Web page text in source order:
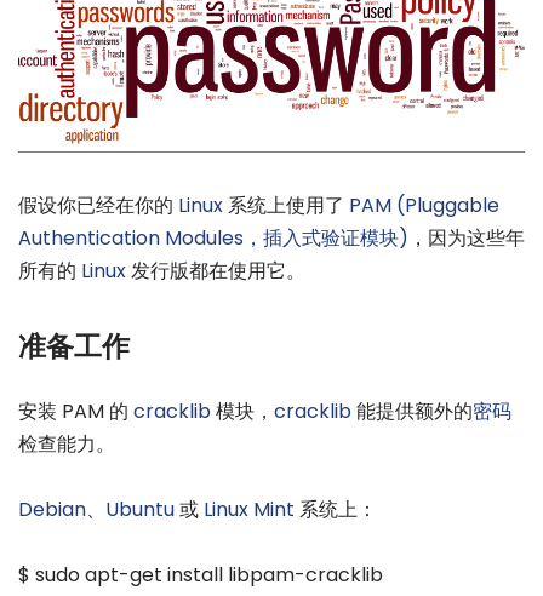
假设你已经在你的 Linux系统上使用了 PAM (Pluggable
Authentication Modules，插入式验证模块) ，因为这些年
所有的 Linux发行版都在使用它。
准备工作
安装 PAM 的 cracklib模块， cracklib能提供额外的密码
检查能力。
Debian、 Ubuntu或 Linux Mint 系统上：
$ sudo apt-get install libpam-cracklib